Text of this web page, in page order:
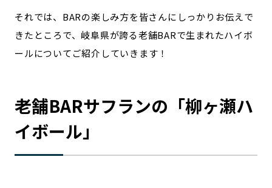
それでは、BARの楽しみ方を皆さんにしっかりお伝えで
きたところで、岐阜県が誇る老舗BARで生まれたハイボ
ールについてご紹介していきます！
老舗BARサフランの「柳ヶ瀬ハ
イボール」